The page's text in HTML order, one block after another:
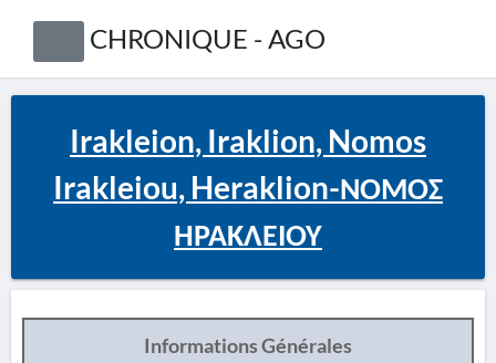
CHRONIQUE - AGO
Irakleion, Iraklion, Nomos
Irakleiou, Heraklion-ΝΟΜΟΣ
ΗΡΑΚΛΕΙΟΥ
Informations Générales